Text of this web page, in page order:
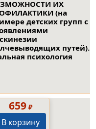
ИХ
(на
детских групп с
путей).
психология
659₽
В корзину